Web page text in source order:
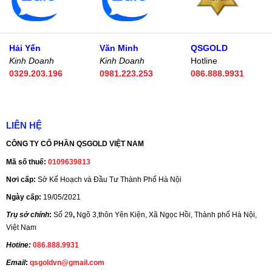
Hải Yến
Kinh Doanh
0329.203.196
Văn Minh
Kinh Doanh
0981.223.253
QSGOLD
Hotline
086.888.9931
LIÊN HỆ
CÔNG TY CỔ PHẦN QSGOLD VIỆT NAM
Mã số thuế: 0109639813
Nơi cấp: Sở Kế Hoạch và Đầu Tư Thành Phố Hà Nội
Ngày cấp: 19/05/2021
Trụ sở chính: Số 29, Ngõ 3,thôn Yên Kiện, Xã Ngọc Hồi, Thành phố Hà Nội,
Việt Nam
Hotine: 086.888.9931
Email: qsgoldvn@gmail.com